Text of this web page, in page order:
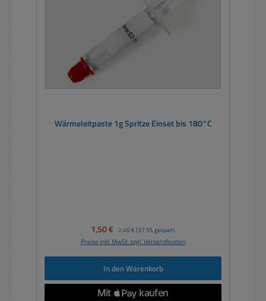
Wärmeleitpaste 1g Spritze Einset bis 180°C
Verkaufspreis:
1,50 € Regulärer Preis:
2,40 € (37.5% gespart)
Preise inkl. MwSt. zzgl. Versandkosten
In den Warenkorb